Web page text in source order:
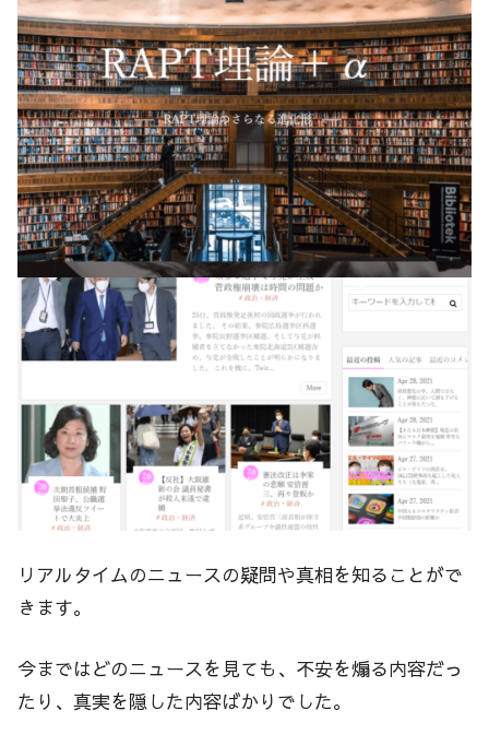
リアルタイムのニュースの疑問や真相を知ることがで
きます。
今まではどのニュースを見ても、不安を煽る内容だっ
たり、真実を隠した内容ばかりでした。